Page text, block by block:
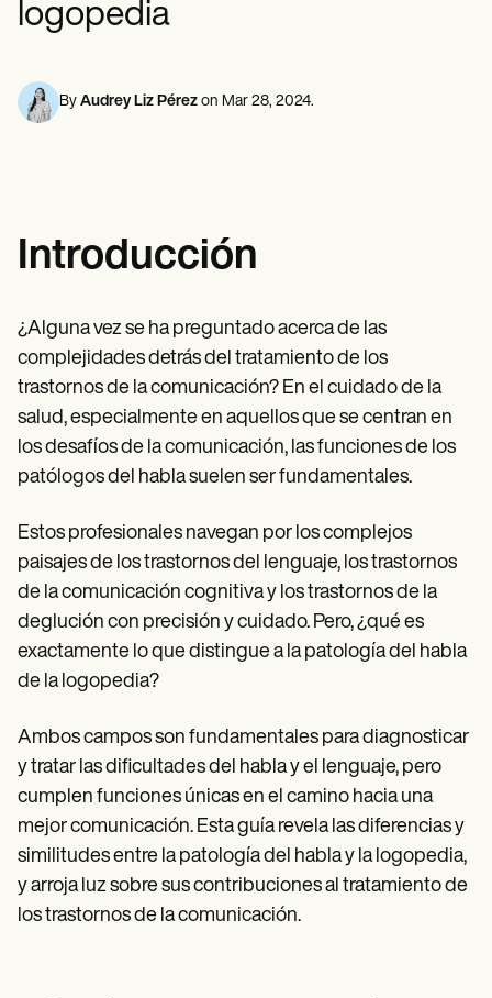
Profesionales de la Salud Mental
Trabajo Social
Psicología
Enfermeras/os
Comparación
Guías de la app
Códigos ICD
Procedure Codes
Superbill Template
Notas SOAP
Treatment Plan Template
Informed Consent Form
Social Work Treatment Plans
DAR Note Template
Demos
Training Hub
Webinars
Switch to Carepatron
Become a Partner
Pricing
Why Carepatron?
Login
Insurance claims
Speech therapists
Life coaches
Massage therapists
logopedia
By Audrey Liz Pérez on Mar 28, 2024.
Introducción
¿Alguna vez se ha preguntado acerca de las
complejidades detrás del tratamiento de los
trastornos de la comunicación? En el cuidado de la
salud, especialmente en aquellos que se centran en
los desafíos de la comunicación, las funciones de los
patólogos del habla suelen ser fundamentales.
Estos profesionales navegan por los complejos
paisajes de los trastornos del lenguaje, los trastornos
de la comunicación cognitiva y los trastornos de la
deglución con precisión y cuidado. Pero, ¿qué es
exactamente lo que distingue a la patología del habla
de la logopedia?
Ambos campos son fundamentales para diagnosticar
y tratar las dificultades del habla y el lenguaje, pero
cumplen funciones únicas en el camino hacia una
mejor comunicación. Esta guía revela las diferencias y
similitudes entre la patología del habla y la logopedia,
y arroja luz sobre sus contribuciones al tratamiento de
los trastornos de la comunicación.